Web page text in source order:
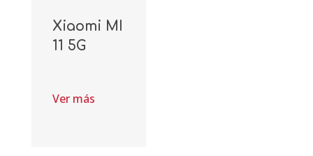
Xiaomi MI
11 5G
Ver más